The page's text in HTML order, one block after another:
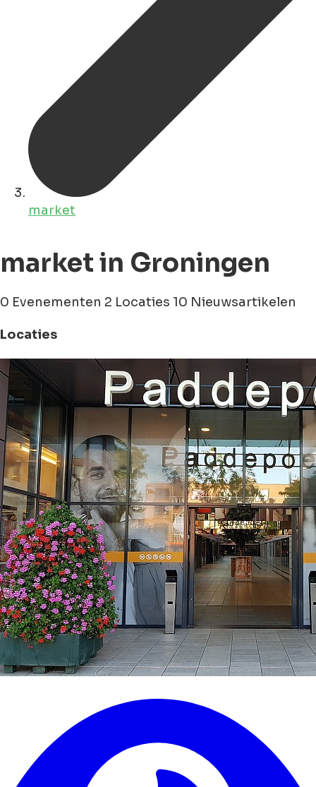
market
market in Groningen
0 Evenementen 2 Locaties 10 Nieuwsartikelen
Locaties